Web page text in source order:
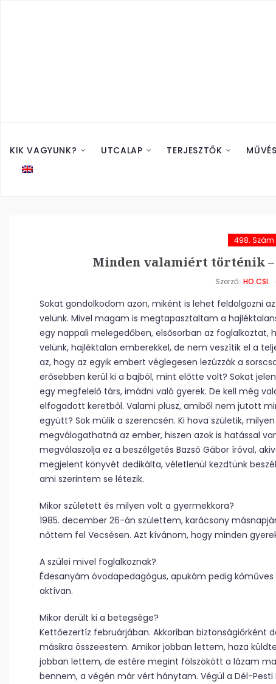
KIK VAGYUNK? UTCALAP TERJESZTŐK
498. Szám
Minden valamiért történik –
Szerző: HO.CSI.
Sokat gondolkodom azon, miként is lehet feldolgozni
velünk. Mivel magam is megtapasztaltam a
egy nappali melegedőben, elsősorban az
velünk, hajléktalan emberekkel, de nem veszítik el a
az, hogy az egyik embert véglegesen lezúzzák a
erősebben kerül ki a bajból, mint előtte volt? Sokat
egy megfelelő társ, imádni való gyerek. De kell még
elfogadott keretből. Valami plusz, amiből nem jutott
együtt? Sok múlik a szerencsén. Ki hova születik,
megválogathatná az ember, hiszen azok is hatással
megválaszolja ez a beszélgetés Bazsó Gábor íróval,
megjelent könyvét dedikálta, véletlenül kezdtünk
ami szerintem se létezik.
Mikor született és milyen volt a gyermekkora?
1985. december 26-án születtem, karácsony
nőttem fel Vecsésen. Azt kívánom, hogy minden
A szülei mivel foglalkoznak?
Édesanyám óvodapedagógus, apukám pedig
aktívan.
Mikor derült ki a betegsége?
Kettőezertíz februárjában. Akkoriban biztonságiőrként
másikra összeestem. Amikor jobban lettem, haza
jobban lettem, de estére megint fölszökött a lázam
bennem, a végén már vért hánytam. Végül a Dél-